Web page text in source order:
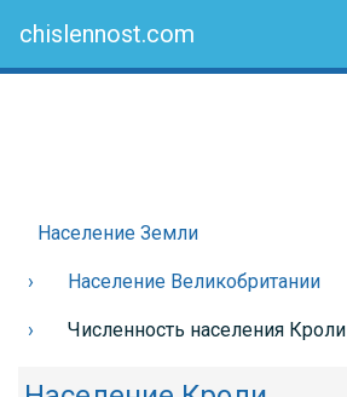
chislennost.com
Население Земли
Население Великобритании
Численность населения Кроли